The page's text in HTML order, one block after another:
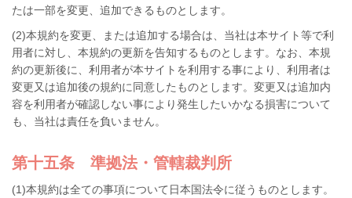
たは一部を変更、追加できるものとします。
(2)本規約を変更、または追加する場合は、当社は本サイト等で利
用者に対し、本規約の更新を告知するものとします。なお、本規
約の更新後に、利用者が本サイトを利用する事により、利用者は
変更又は追加後の規約に同意したものとします。変更又は追加内
容を利用者が確認しない事により発生したいかなる損害について
も、当社は責任を負いません。
第十五条 準拠法・管轄裁判所
(1)本規約は全ての事項について日本国法令に従うものとします。